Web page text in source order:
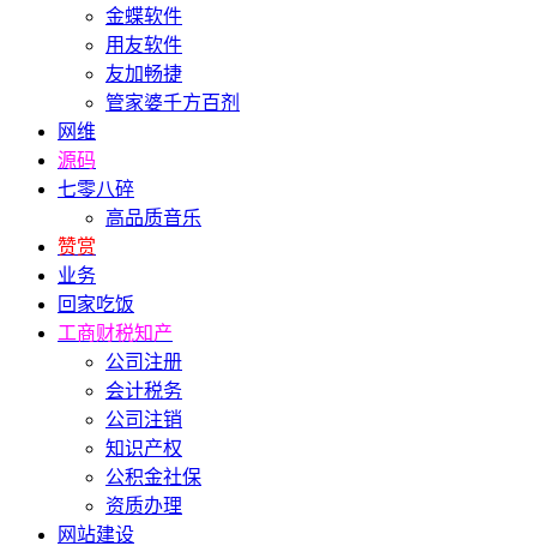
金蝶软件
用友软件
友加畅捷
管家婆千方百剂
网维
源码
七零八碎
高品质音乐
赞赏
业务
回家吃饭
工商财税知产
公司注册
会计税务
公司注销
知识产权
公积金社保
资质办理
网站建设